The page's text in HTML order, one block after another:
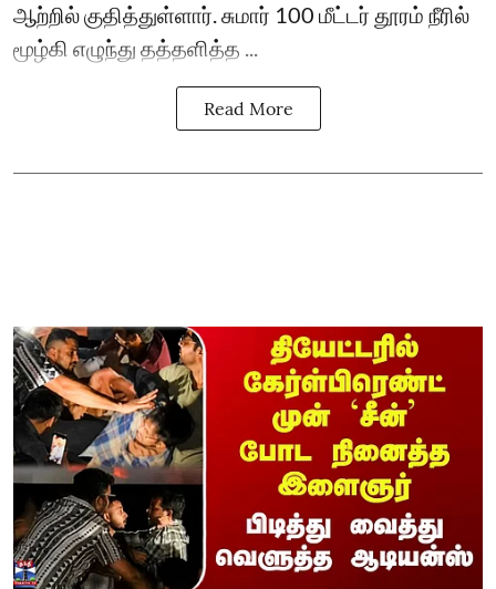
ஆற்றில் குதித்துள்ளார். சுமார் 100 மீட்டர் தூரம் நீரில்
மூழ்கி எழுந்து தத்தளித்த ...
Read More